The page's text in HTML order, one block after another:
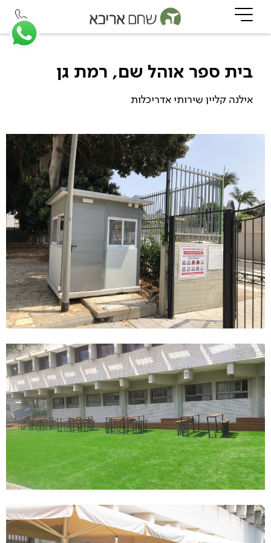
בית ספר אוהל שם, רמת גן
אילנה קליין שירותי אדריכלות